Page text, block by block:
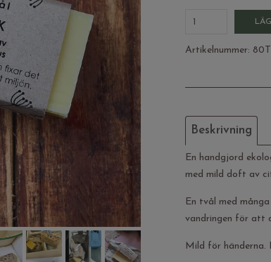
Artikelnummer:
Beskrivning
En handgjord
med mild doft av
En tvål med
vandringen för att
Mild för